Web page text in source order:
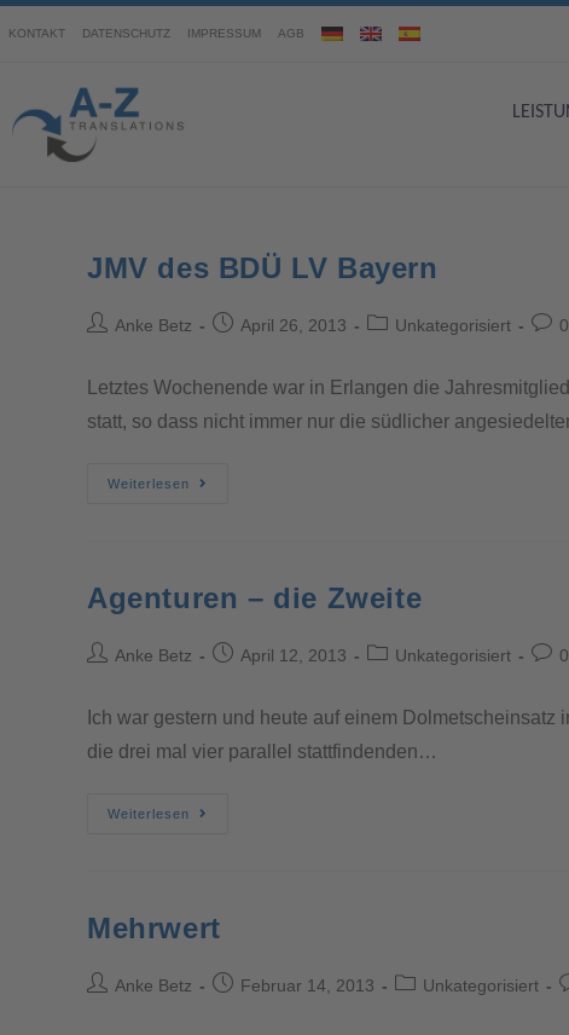
KONTAKT DATENSCHUTZ IMPRESSUM AGB
JMV des BDÜ LV Bayern
Anke Betz April 26, 2013 Unkategorisiert
Letztes Wochenende war in Erlangen die
statt, so dass nicht immer nur die südlicher
Weiterlesen
Agenturen – die Zweite
Anke Betz April 12, 2013 Unkategorisiert
Ich war gestern und heute auf einem
die drei mal vier parallel stattfindenden…
Weiterlesen
Mehrwert
Anke Betz Februar 14, 2013 Unkategorisiert